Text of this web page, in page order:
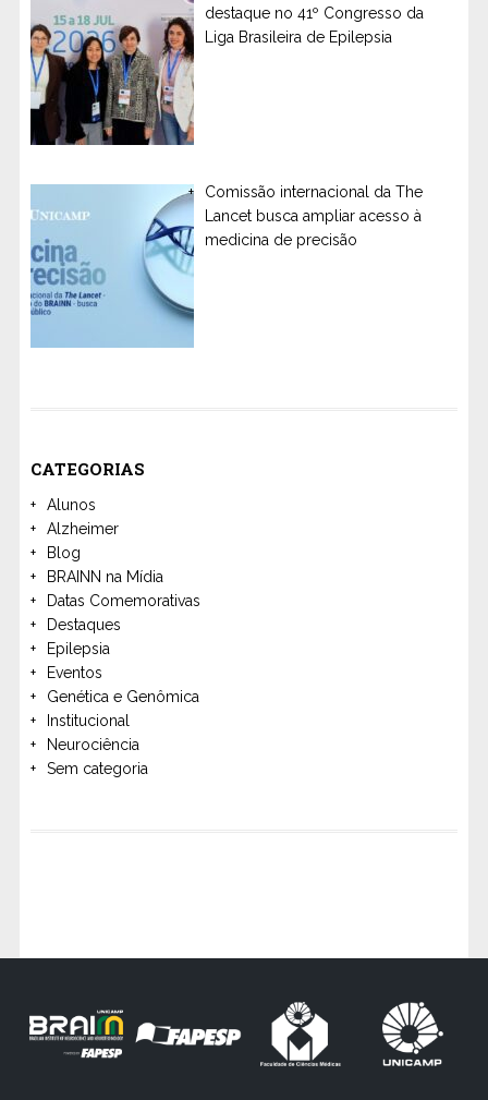
destaque no 41º Congresso da
Liga Brasileira de Epilepsia
Comissão internacional da The
Lancet busca ampliar acesso à
medicina de precisão
CATEGORIAS
Alunos
Alzheimer
Blog
BRAINN na Mídia
Datas Comemorativas
Destaques
Epilepsia
Eventos
Genética e Genômica
Institucional
Neurociência
Sem categoria